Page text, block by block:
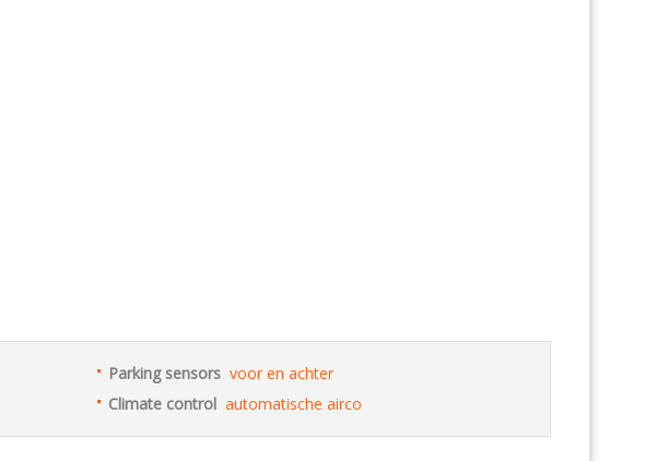
Parking sensors voor en achter
Climate control automatische airco